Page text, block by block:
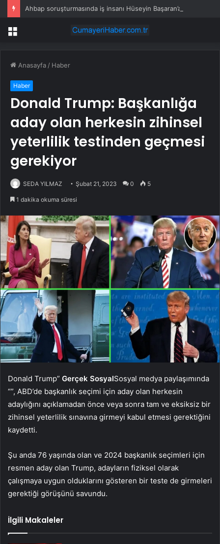
Menü
Anasayfa / Haber
Haber
Donald Trump: Başkanlığa
aday olan herkesin zihinsel
yeterlilik testinden geçmesi
gerekiyor
SEDA YILMAZ Şubat 21, 2023 0 5
1 dakika okuma süresi
Donald Trump” Gerçek SosyalSosyal medya paylaşımında
“”, ABD’de başkanlık seçimi için aday olan herkesin
adaylığını açıklamadan önce veya sonra tam ve eksiksiz bir
zihinsel yeterlilik sınavına girmeyi kabul etmesi gerektiğini
kaydetti.
Şu anda 76 yaşında olan ve 2024 başkanlık seçimleri için
resmen aday olan Trump, adayların fiziksel olarak
çalışmaya uygun olduklarını gösteren bir teste de girmeleri
gerektiği görüşünü savundu.
İlgili Makaleler